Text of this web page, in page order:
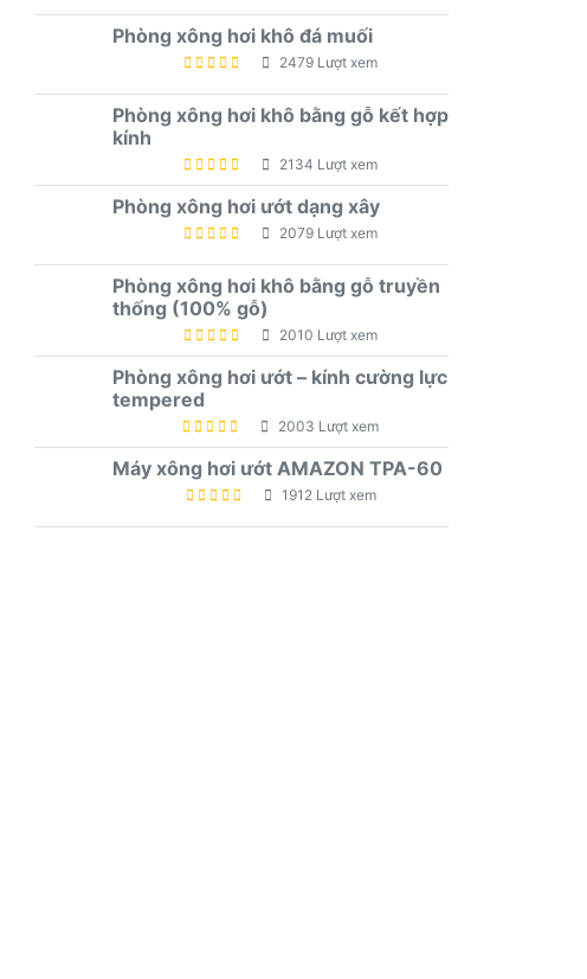
Phòng xông hơi khô đá muối
2479 Lượt xem
Phòng xông hơi khô bằng gỗ kết hợp
kính
2134 Lượt xem
Phòng xông hơi ướt dạng xây
2079 Lượt xem
Phòng xông hơi khô bằng gỗ truyền
thống (100% gỗ)
2010 Lượt xem
Phòng xông hơi ướt – kính cường lực
tempered
2003 Lượt xem
Máy xông hơi ướt AMAZON TPA-60
1912 Lượt xem